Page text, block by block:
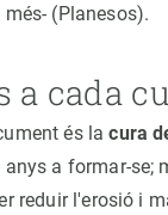
(Planesos).
a cada
és lacura
a formar-
reduir l'erosió i